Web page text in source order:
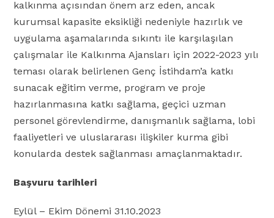
kalkınma açısından önem arz eden, ancak
kurumsal kapasite eksikliği nedeniyle hazırlık ve
uygulama aşamalarında sıkıntı ile karşılaşılan
çalışmalar ile Kalkınma Ajansları için 2022-2023 yılı
teması olarak belirlenen Genç İstihdam’a katkı
sunacak eğitim verme, program ve proje
hazırlanmasına katkı sağlama, geçici uzman
personel görevlendirme, danışmanlık sağlama, lobi
faaliyetleri ve uluslararası ilişkiler kurma gibi
konularda destek sağlanması amaçlanmaktadır.
Başvuru tarihleri
Eylül – Ekim Dönemi 31.10.2023